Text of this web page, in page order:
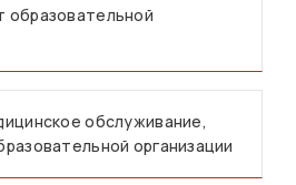
образовательной
обслуживание,
организации